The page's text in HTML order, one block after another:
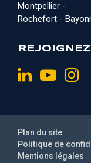
Montpellier -
Rochefort -
Mentions légales
Politique de
Plan du site